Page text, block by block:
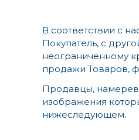
В соответствии с
Покупатель, с
неограниченному
продажи Товаров,
Продавцы,
изображения
нижеследующем.